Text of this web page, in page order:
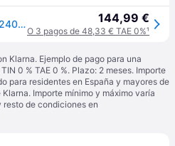
Xiaomi Smart Band 9 Pro M2402B1 Plata Lunar 144,99 €
O 3 pagos de 48,33 € TAE 0%¹
Klarna. Ejemplo de pago para una
0 % TAE 0 %. Plazo: 2 meses. Importe
para residentes en España y mayores de
Importe mínimo y máximo varía
resto de condiciones en